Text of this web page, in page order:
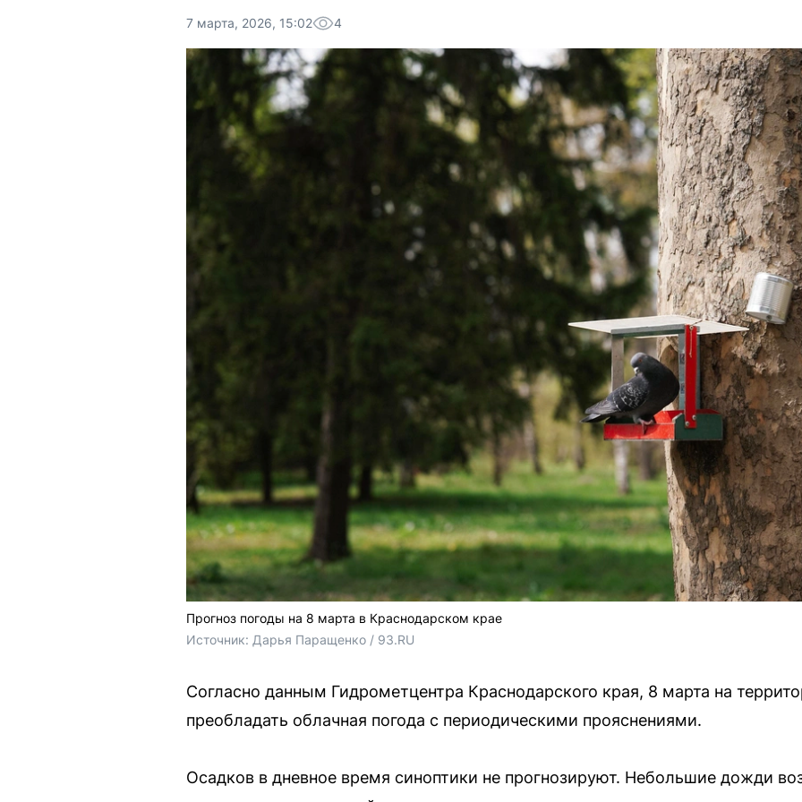
7 марта, 2026, 15:02 4
Прогноз погоды на 8 марта в Краснодарском крае
Источник: Дарья Паращенко / 93.RU
Согласно данным Гидрометцентра Краснодарского края, 8 марта на
преобладать облачная погода с периодическими прояснениями.
Осадков в дневное время синоптики не прогнозируют. Небольшие дожди